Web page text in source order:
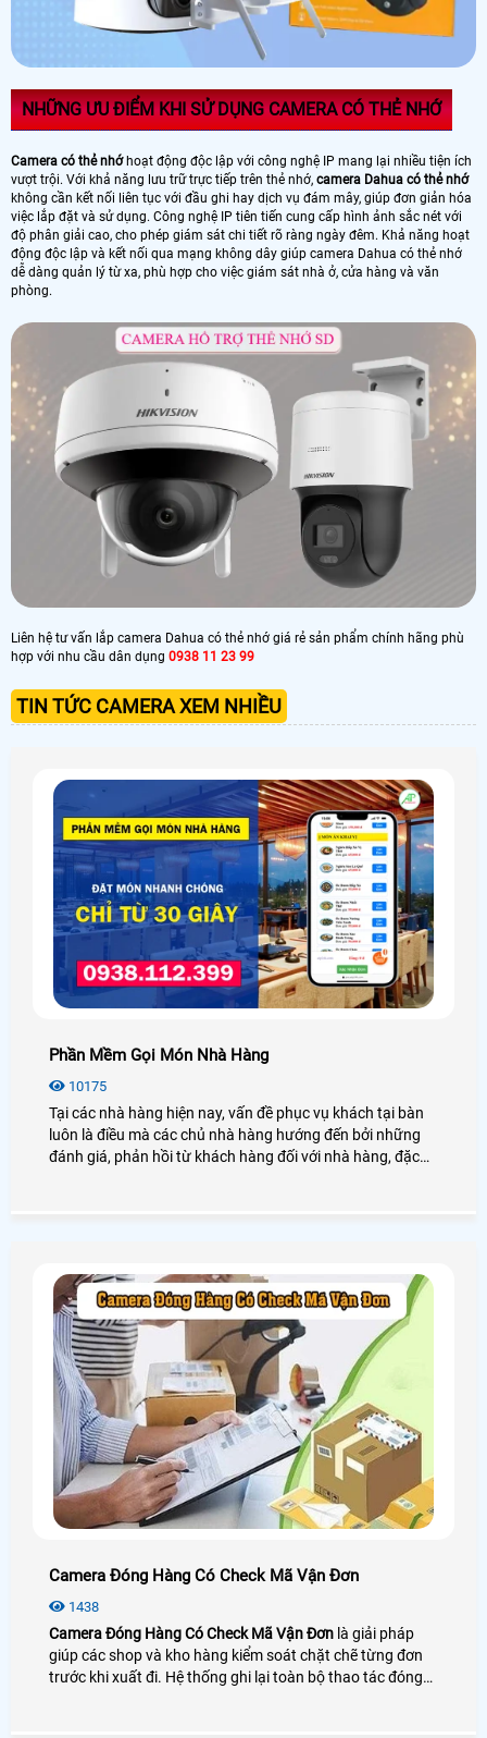
NHỮNG ƯU ĐIỂM KHI SỬ DỤNG CAMERA CÓ THẺ NHỚ
Camera có thẻ nhớhoạt động độc lập với công nghệ IP mang lại nhiều tiện ích
vượt trội. Với khả năng lưu trữ trực tiếp trên thẻ nhớ, camera Dahua có thẻ nhớ
không cần kết nối liên tục với đầu ghi hay dịch vụ đám mây, giúp đơn giản hóa
việc lắp đặt và sử dụng. Công nghệ IP tiên tiến cung cấp hình ảnh sắc nét với
độ phân giải cao, cho phép giám sát chi tiết rõ ràng ngày đêm. Khả năng hoạt
động độc lập và kết nối qua mạng không dây giúp camera Dahua có thẻ nhớ
dễ dàng quản lý từ xa, phù hợp cho việc giám sát nhà ở, cửa hàng và văn
phòng.
Liên hệ tư vấn lắp camera Dahua có thẻ nhớ giá rẻ sản phẩm chính hãng phù
hợp với nhu cầu dân dụng 0938 11 23 99
TIN TỨC CAMERA XEM NHIỀU
Phần Mềm Gọi Món Nhà Hàng
10175
Tại các nhà hàng hiện nay, vấn đề phục vụ khách tại bàn
luôn là điều mà các chủ nhà hàng hướng đến bởi những
đánh giá, phản hồi từ khách hàng đối với nhà hàng, đặc
Camera Đóng Hàng Có Check Mã Vận Đơn
1438
Camera Đóng Hàng Có Check Mã Vận Đơn là giải pháp
giúp các shop và kho hàng kiểm soát chặt chẽ từng đơn
trước khi xuất đi. Hệ thống ghi lại toàn bộ thao tác đóng